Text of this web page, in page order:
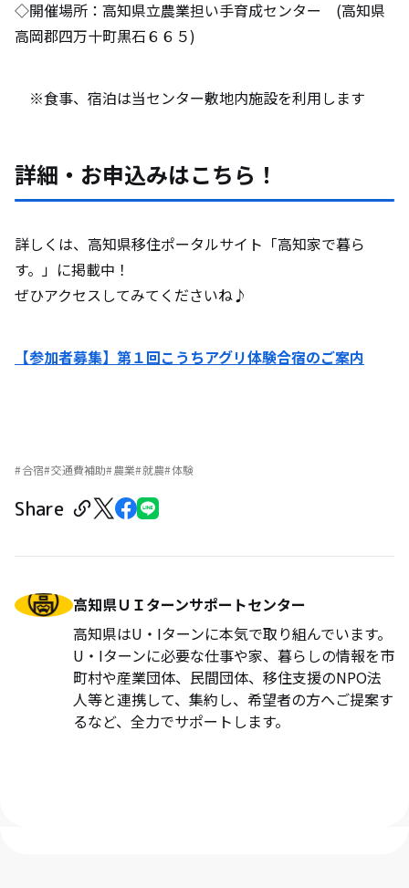
◇開催場所：高知県立農業担い手育成センター (高知県
高岡郡四万十町黒石６６５)
※食事、宿泊は当センター敷地内施設を利用します
詳細・お申込みはこちら！
詳しくは、高知県移住ポータルサイト「高知家で暮ら
す。」に掲載中！
ぜひアクセスしてみてくださいね♪
【参加者募集】第１回こうちアグリ体験合宿のご案内
合宿 交通費補助 農業 就農 体験
Share
高知県ＵＩターンサポートセンター
高知県はU・Iターンに本気で取り組んでいます。
U・Iターンに必要な仕事や家、暮らしの情報を市
町村や産業団体、民間団体、移住支援のNPO法
人等と連携して、集約し、希望者の方へご提案す
るなど、全力でサポートします。